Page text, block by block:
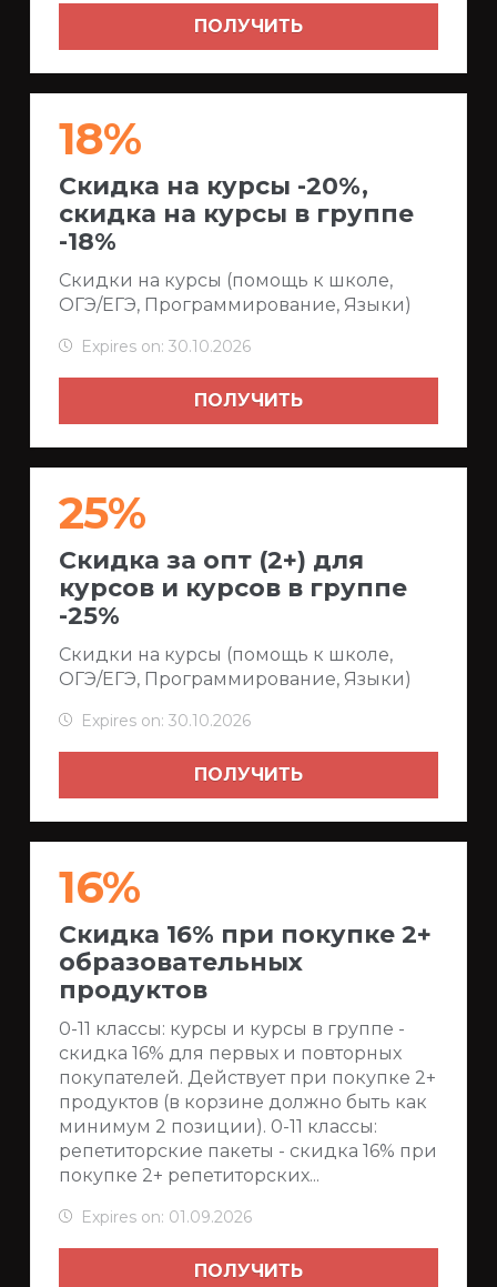
ПОЛУЧИТЬ
18%
Скидка на курсы -20%,
скидка на курсы в группе
-18%
Скидки на курсы (помощь к школе,
ОГЭ/ЕГЭ, Программирование, Языки)
Expires on: 30.10.2026
ПОЛУЧИТЬ
25%
Скидка за опт (2+) для
курсов и курсов в группе
-25%
Скидки на курсы (помощь к школе,
ОГЭ/ЕГЭ, Программирование, Языки)
Expires on: 30.10.2026
ПОЛУЧИТЬ
16%
Скидка 16% при покупке 2+
образовательных
продуктов
0-11 классы: курсы и курсы в группе -
скидка 16% для первых и повторных
покупателей. Действует при покупке 2+
продуктов (в корзине должно быть как
минимум 2 позиции). 0-11 классы:
репетиторские пакеты - скидка 16% при
покупке 2+ репетиторских...
Expires on: 01.09.2026
ПОЛУЧИТЬ